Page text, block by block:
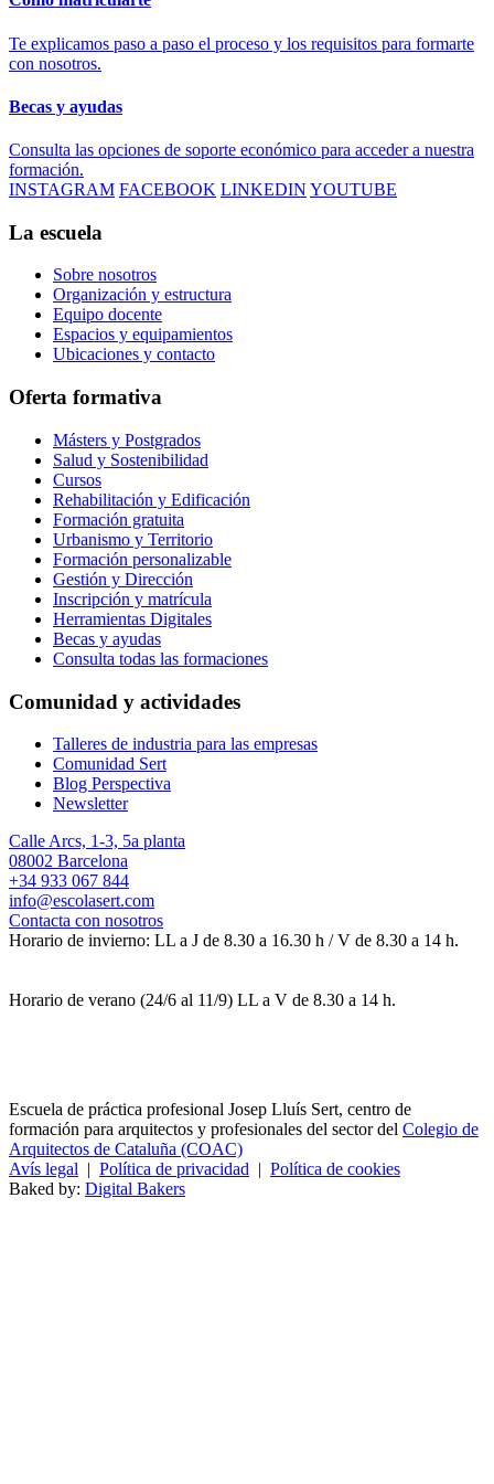
Te explicamos paso a paso el proceso y los requisitos para formarte
con nosotros.
Becas y ayudas
Consulta las opciones de soporte económico para acceder a nuestra
formación.
INSTAGRAM FACEBOOK LINKEDIN YOUTUBE
La escuela
Sobre nosotros
Organización y estructura
Equipo docente
Espacios y equipamientos
Ubicaciones y contacto
Oferta formativa
Másters y Postgrados
Salud y Sostenibilidad
Cursos
Rehabilitación y Edificación
Formación gratuita
Urbanismo y Territorio
Formación personalizable
Gestión y Dirección
Inscripción y matrícula
Herramientas Digitales
Becas y ayudas
Consulta todas las formaciones
Comunidad y actividades
Talleres de industria para las empresas
Comunidad Sert
Blog Perspectiva
Newsletter
Calle Arcs, 1-3, 5a planta
08002 Barcelona
+34 933 067 844
info@escolasert.com
Contacta con nosotros
Horario de invierno: LL a J de 8.30 a 16.30 h / V de 8.30 a 14 h.
Horario de verano (24/6 al 11/9) LL a V de 8.30 a 14 h.
Escuela de práctica profesional Josep Lluís Sert, centro de
formación para arquitectos y profesionales del sector del Colegio de
Arquitectos de Cataluña (COAC)
Avís legal
Política de privacidad
Política de cookies
Baked by: Digital Bakers